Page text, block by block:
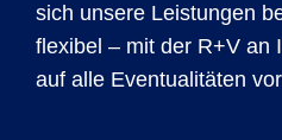
sich unsere Leistungen
flexibel – mit der R+V an
auf alle Eventualitäten